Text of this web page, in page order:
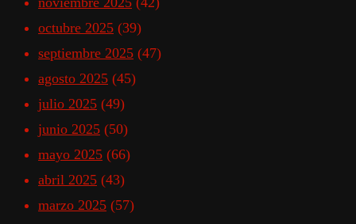
octubre 2025 (39)
septiembre 2025 (47)
agosto 2025 (45)
julio 2025 (49)
junio 2025 (50)
mayo 2025 (66)
abril 2025 (43)
marzo 2025 (57)